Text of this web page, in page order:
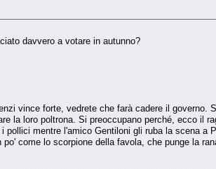
davvero a votare in autunno?
vince forte, vedrete che farà cadere il governo.
la loro poltrona. Si preoccupano perché, ecco il
mentre l'amico Gentiloni gli ruba la scena a
come lo scorpione della favola, che punge la